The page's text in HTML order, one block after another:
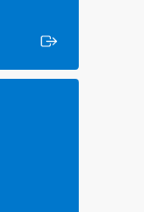
Extern länk